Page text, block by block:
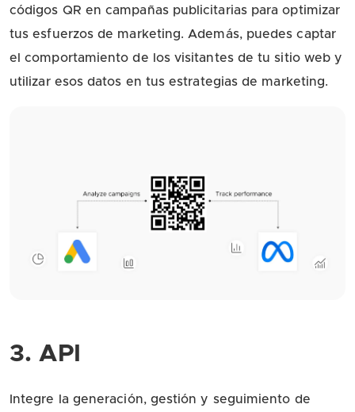
códigos QR en campañas publicitarias para optimizar
tus esfuerzos de marketing. Además, puedes captar
el comportamiento de los visitantes de tu sitio web y
utilizar esos datos en tus estrategias de marketing.
3. API
Integre la generación, gestión y seguimiento de